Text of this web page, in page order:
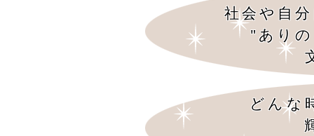
社会や自
"あり
どんな